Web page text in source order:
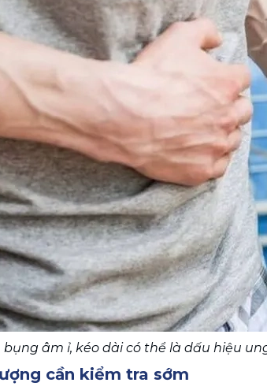
âm ỉ, kéo dài có thể là dấu hiệu
cần kiểm tra sớm